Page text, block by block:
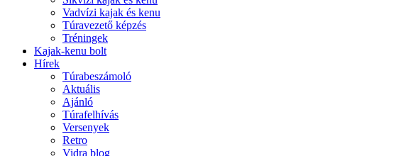
Vadvízi kajak és kenu
Túravezető képzés
Tréningek
Kajak-kenu bolt
Hírek
Túrabeszámoló
Aktuális
Ajánló
Túrafelhívás
Versenyek
Retro
Vidra blog